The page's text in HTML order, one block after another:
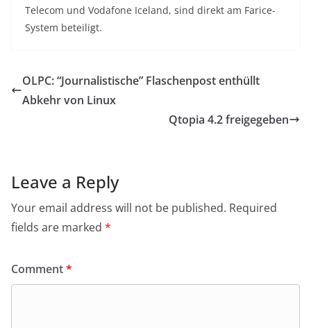
Telecom und Vodafone Iceland, sind direkt am Farice-
System beteiligt.
OLPC: “Journalistische” Flaschenpost enthüllt
Abkehr von Linux
Qtopia 4.2 freigegeben
Leave a Reply
Your email address will not be published. Required
fields are marked *
Comment*